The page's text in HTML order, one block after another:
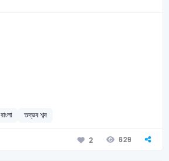
বাংলা তদ্ভব শব্দ
2 629